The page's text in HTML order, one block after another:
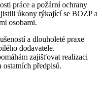
práce a požární ochrany
úkony týkající se BOZP a
osobami.
a dlouholeté praxe
dodavatele.
zajišťovat realizaci
předpisů.